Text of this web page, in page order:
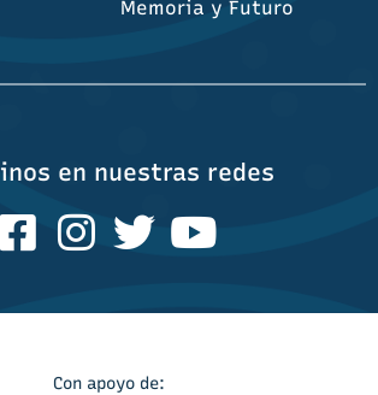
Memoria y Futuro
en nuestras redes
Con apoyo de: